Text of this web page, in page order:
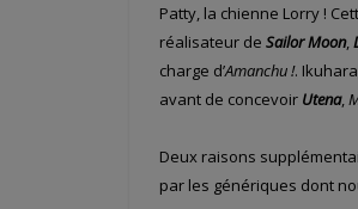
Patty, la chienne Lorry !
réalisateur de Sailor Moon,
charge d’Amanchu !.
avant de concevoir Utena,
Deux raisons
par les génériques dont